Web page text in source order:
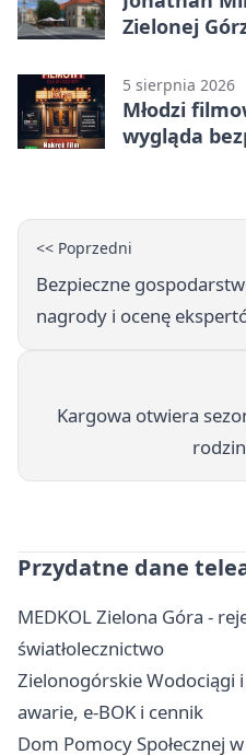
Zielonej
5 sierpnia 2026
Młodzi
wygląda
<< Poprzedni
Bezpieczne
nagrody i ocenę
Kargowa otwiera
Przydatne dane
MEDKOL Zielona Góra -
światłolecznictwo
Zielonogórskie Wodociągi
awarie, e-BOK i cennik
Dom Pomocy Społecznej